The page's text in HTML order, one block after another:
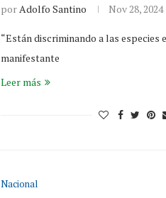
porAdolfo Santino Nov 28, 2024
“Están discriminando a las especies
manifestante
Leer más
Nacional